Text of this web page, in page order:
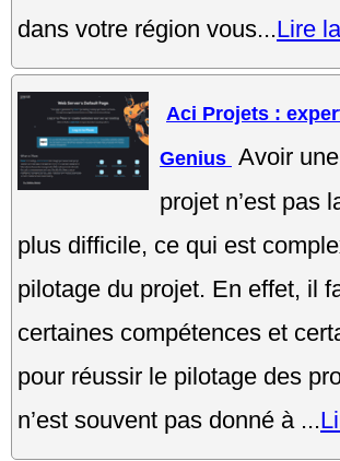
dans votre région vous...Lire
Aci Projets :
Genius Avoir
projet n’est pas
plus difficile, ce qui est
pilotage du projet. En effet, il
certaines compétences et
pour réussir le pilotage des
n’est souvent pas donné à ...